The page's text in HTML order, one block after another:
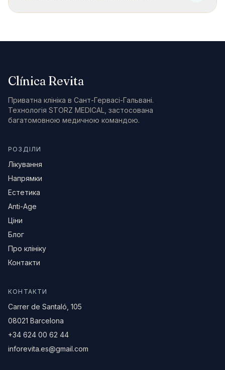
+34 624 00 62 44
Clínica Revita
Приватна клініка в Сант-Гервасі-Гальвані.
Технологія STORZ MEDICAL, застосована
багатомовною медичною командою.
РОЗДІЛИ
Лікування
Напрямки
Естетика
Anti-Age
Ціни
Блог
Про клініку
Контакти
КОНТАКТИ
Carrer de Santaló, 105
08021 Barcelona
+34 624 00 62 44
inforevita.es@gmail.com